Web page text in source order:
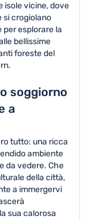
isole vicine, dove
si crogiolano
esplorare la
bellissime
foreste del
soggiorno
a
tutto: una ricca
ambiente
da vedere. Che
della città,
a immergervi
sua calorosa